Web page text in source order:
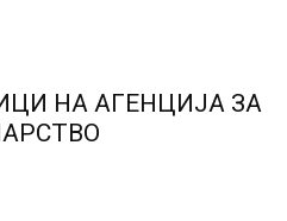
НА АГЕНЦИЈА ЗА